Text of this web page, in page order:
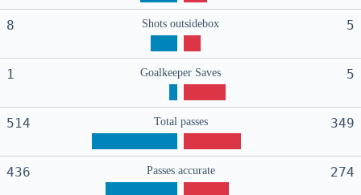
8 Shots outsidebox 5
1 Goalkeeper Saves 5
514 Total passes 349
436 Passes accurate 274